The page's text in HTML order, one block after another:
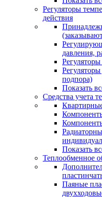
Регуляторы
действия
давления,
Регуляторы
подпора)
Показать
Средства учета
Показать
Теплообменное
Паяные